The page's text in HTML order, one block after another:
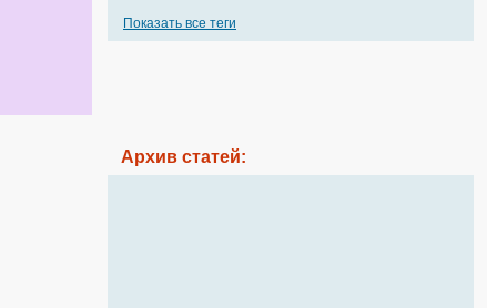
Показать все теги
Архив статей: